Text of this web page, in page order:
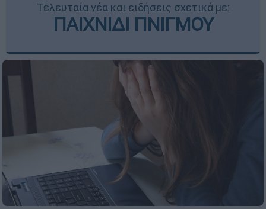
Τελευταία νέα και ειδήσεις σχετικά με:
ΠΑΙΧΝΙΔΙ ΠΝΙΓΜΟΥ